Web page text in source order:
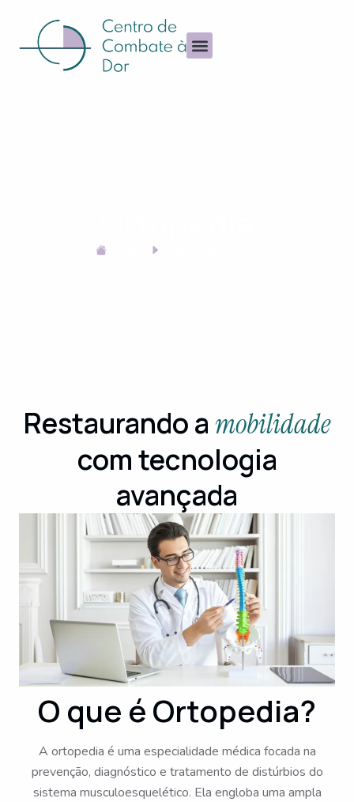
Restaurando amobilidade
com tecnologia
avançada
O que é Ortopedia?
A ortopedia é uma especialidade médica focada na
prevenção, diagnóstico e tratamento de distúrbios do
sistema musculoesquelético. Ela engloba uma ampla